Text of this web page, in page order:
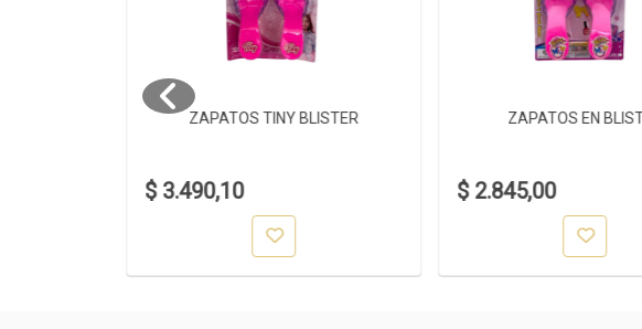
ZAPATOS TINY BLISTER
$ 3.490,10
ZAPATOS EN
$ 2.845,00